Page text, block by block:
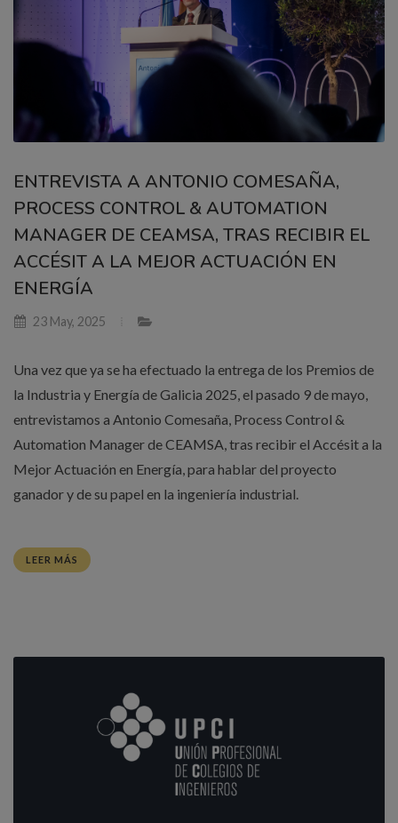
ENTREVISTA A ANTONIO COMESAÑA,
PROCESS CONTROL & AUTOMATION
MANAGER DE CEAMSA, TRAS RECIBIR EL
ACCÉSIT A LA MEJOR ACTUACIÓN EN
ENERGÍA
23 May, 2025
Una vez que ya se ha efectuado la entrega de los Premios de
la Industria y Energía de Galicia 2025, el pasado 9 de mayo,
entrevistamos a Antonio Comesaña, Process Control &
Automation Manager de CEAMSA, tras recibir el Accésit a la
Mejor Actuación en Energía, para hablar del proyecto
ganador y de su papel en la ingeniería industrial.
LEER MÁS